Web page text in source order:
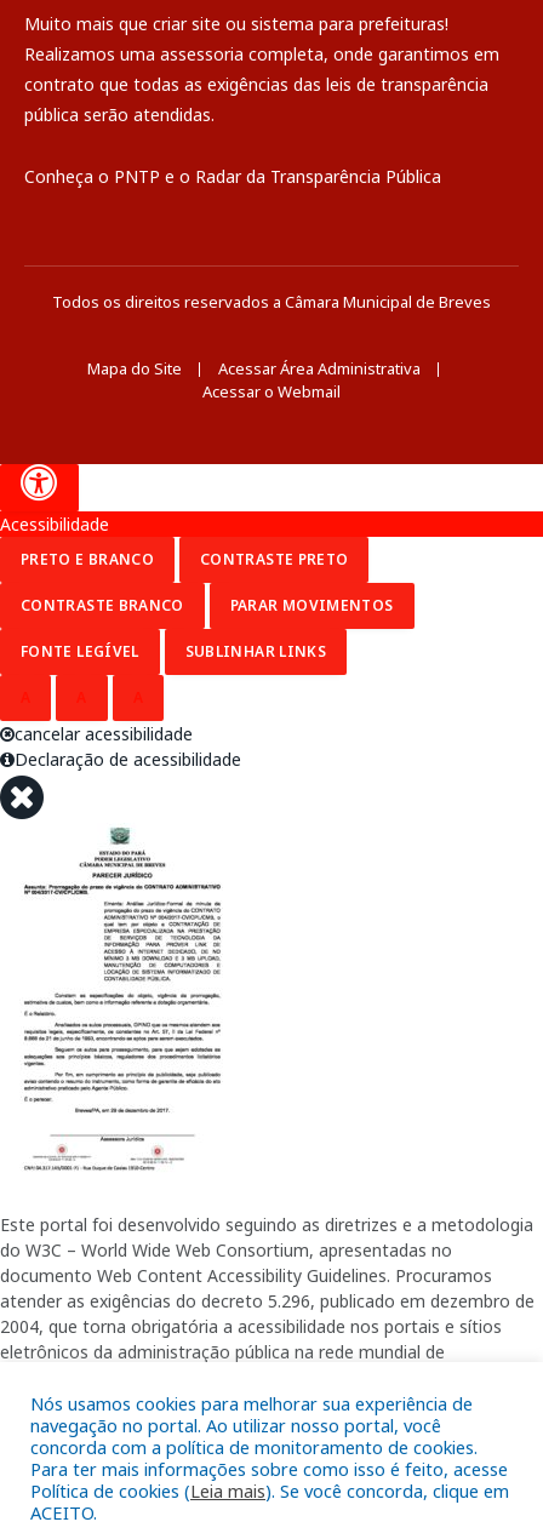
Muito mais que criar site ou sistema para prefeituras!
Realizamos uma assessoria completa, onde garantimos em
contrato que todas as exigências das leis de transparência
pública serão atendidas.
Conheça o PNTP e o Radar da Transparência Pública
Todos os direitos reservados a Câmara Municipal de Breves
Mapa do Site
Acessar Área Administrativa
Acessar o Webmail
Nós usamos cookies para melhorar sua experiência de
navegação no portal. Ao utilizar nosso portal, você
concorda com a política de monitoramento de cookies.
Para ter mais informações sobre como isso é feito, acesse
Política de cookies (Leia mais). Se você concorda, clique em
ACEITO.
Acessibilidade
PRETO E BRANCO CONTRASTE PRETO
CONTRASTE BRANCO PARAR MOVIMENTOS
FONTE LEGÍVEL SUBLINHAR LINKS
cancelar acessibilidade
Declaração de acessibilidade
Este portal foi desenvolvido seguindo as diretrizes e a metodologia
do W3C – World Wide Web Consortium, apresentadas no
documento Web Content Accessibility Guidelines. Procuramos
atender as exigências do decreto 5.296, publicado em dezembro de
2004, que torna obrigatória a acessibilidade nos portais e sítios
eletrônicos da administração pública na rede mundial de
garantindo-lhes o pleno acesso aos conteúdos disponíveis.
Além de validações automáticas, foram realizados testes em
diversos navegadores e através do utilitário de acesso a Internet do